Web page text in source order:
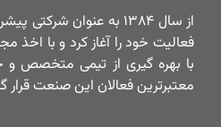
از سال ۱۳۸۴ به عنوان
فعالیت خود را آغاز کرد و با اخذ
با بهره گیری از تیمی متخصص و
معتبرترین فعالان این صنعت قرار